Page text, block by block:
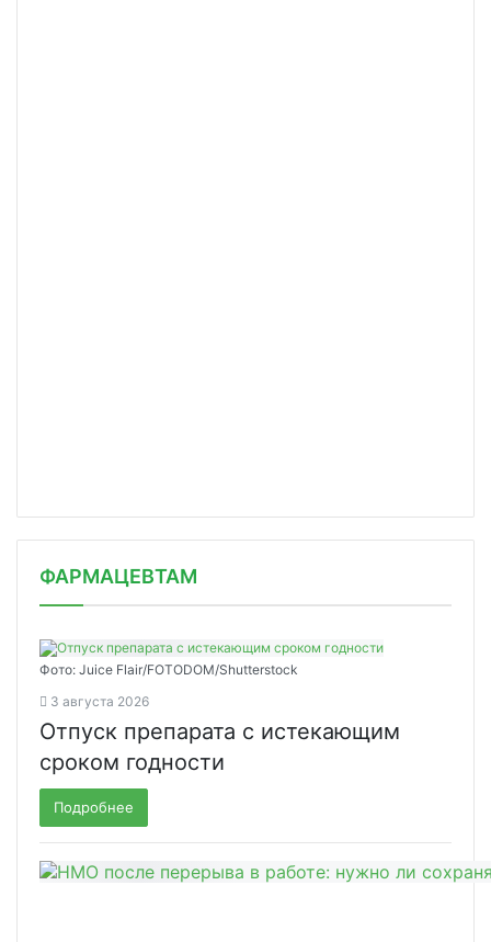
ФАРМАЦЕВТАМ
Фото: Juice Flair/FOTODOM/Shutterstoсk
3 августа 2026
Отпуск препарата с истекающим
сроком годности
Подробнее